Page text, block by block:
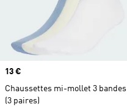
Prix
13 €
Chaussettes mi-mollet 3 bandes
(3 paires)